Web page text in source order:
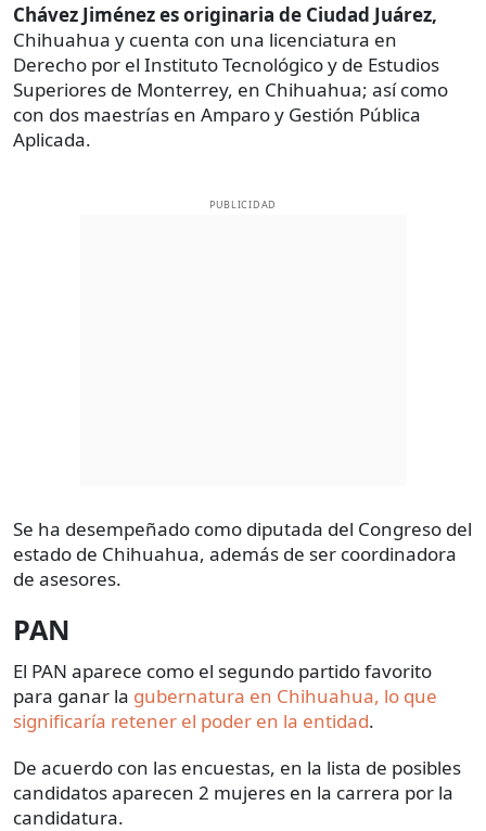
Chávez Jiménez es originaria de Ciudad Juárez,
Chihuahua y cuenta con una licenciatura en
Derecho por el Instituto Tecnológico y de Estudios
Superiores de Monterrey, en Chihuahua; así como
con dos maestrías en Amparo y Gestión Pública
Aplicada.
PUBLICIDAD
Se ha desempeñado como diputada del Congreso del
estado de Chihuahua, además de ser coordinadora
de asesores.
PAN
El PAN aparece como el segundo partido favorito
para ganar la gubernatura en Chihuahua, lo que
significaría retener el poder en la entidad.
De acuerdo con las encuestas, en la lista de posibles
candidatos aparecen 2 mujeres en la carrera por la
candidatura.